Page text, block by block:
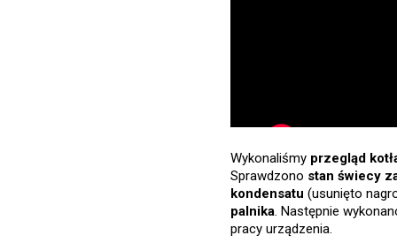
Wykonaliśmy przegląd
Sprawdzono stan świecy
kondensatu (usunięto
palnika. Następnie
pracy urządzenia.